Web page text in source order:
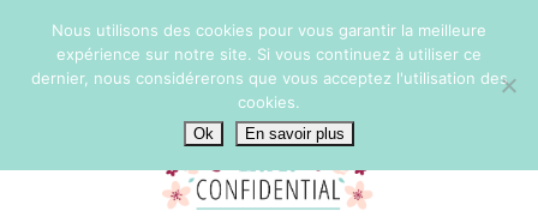
Nous utilisons des cookies pour vous garantir la meilleure
expérience sur notre site. Si vous continuez à utiliser ce
dernier, nous considérerons que vous acceptez l'utilisation des
cookies.
Ok En savoir plus